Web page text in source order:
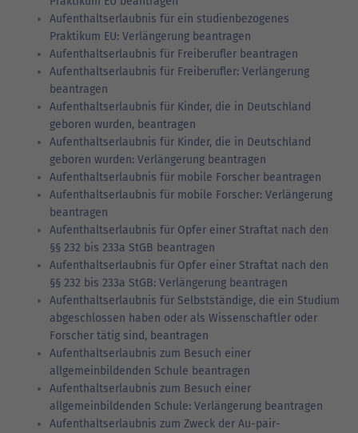
Aufenthaltserlaubnis für ein studienbezogenes
Praktikum EU: Verlängerung beantragen
Aufenthaltserlaubnis für Freiberufler beantragen
Aufenthaltserlaubnis für Freiberufler: Verlängerung
beantragen
Aufenthaltserlaubnis für Kinder, die in Deutschland
geboren wurden, beantragen
Aufenthaltserlaubnis für Kinder, die in Deutschland
geboren wurden: Verlängerung beantragen
Aufenthaltserlaubnis für mobile Forscher beantragen
Aufenthaltserlaubnis für mobile Forscher: Verlängerung
beantragen
Aufenthaltserlaubnis für Opfer einer Straftat nach den
§§ 232 bis 233a StGB beantragen
Aufenthaltserlaubnis für Opfer einer Straftat nach den
§§ 232 bis 233a StGB: Verlängerung beantragen
Aufenthaltserlaubnis für Selbstständige, die ein Studium
abgeschlossen haben oder als Wissenschaftler oder
Forscher tätig sind, beantragen
Aufenthaltserlaubnis zum Besuch einer
allgemeinbildenden Schule beantragen
Aufenthaltserlaubnis zum Besuch einer
allgemeinbildenden Schule: Verlängerung beantragen
Aufenthaltserlaubnis zum Zweck der Au-pair-